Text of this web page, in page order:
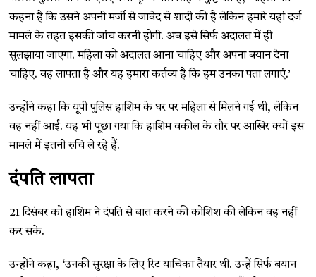
कहना है कि उसने अपनी मर्जी से जावेद से शादी की है लेकिन हमारे यहां दर्ज
मामले के तहत इसकी जांच करनी होगी. अब इसे सिर्फ अदालत में ही
सुलझाया जाएगा. महिला को अदालत आना चाहिए और अपना बयान देना
चाहिए. वह लापता है और यह हमारा कर्तव्य है कि हम उनका पता लगाएं.’
उन्होंने कहा कि यूपी पुलिस हाशिम के घर पर महिला से मिलने गई थी, लेकिन
वह नहीं आईं. यह भी पूछा गया कि हाशिम वकील के तौर पर आखिर क्यों इस
मामले में इतनी रुचि ले रहे हैं.
दंपति लापता
21 दिसंबर को हाशिम ने दंपति से बात करने की कोशिश की लेकिन वह नहीं
कर सके.
उन्होंने कहा, ‘उनकी सुरक्षा के लिए रिट याचिका तैयार थी. उन्हें सिर्फ बयान